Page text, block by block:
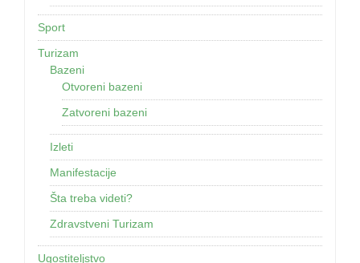
Sport
Turizam
Bazeni
Otvoreni bazeni
Zatvoreni bazeni
Izleti
Manifestacije
Šta treba videti?
Zdravstveni Turizam
Ugostiteljstvo